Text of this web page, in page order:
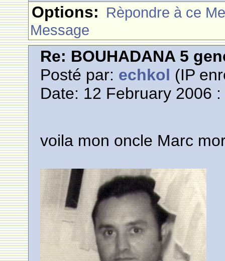
Options: Rèpondre à ce
Message
Re: BOUHADANA 5
Posté par: echkol (IP
Date: 12 February 2006
voila mon oncle Marc